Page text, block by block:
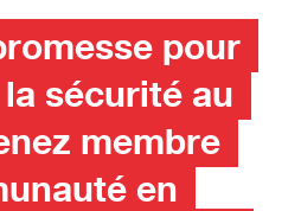
pour
sécurité au
membre
en